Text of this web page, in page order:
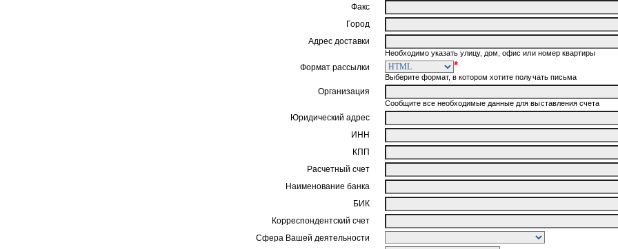
Факс
Город
Адрес доставки
Необходимо указать улицу, дом, офис или номер квартиры
Формат рассылки *
Выберите формат, в котором хотите получать письма
Организация
Сообщите все необходимые данные для выставления счета
Юридический адрес
ИНН
КПП
Расчетный счет
Наименование банка
БИК
Корреспондентский счет
Сфера Вашей деятельности